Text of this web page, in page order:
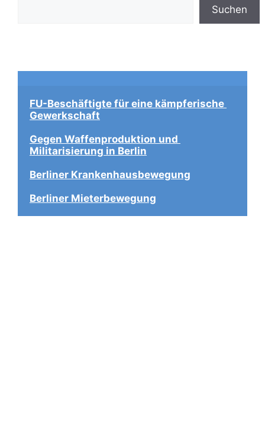
Suchen
FU-Beschäftigte für eine kämpferische
Gewerkschaft
Gegen Waffenproduktion und
Militarisierung in Berlin
Berliner Krankenhausbewegung
Berliner Mieterbewegung